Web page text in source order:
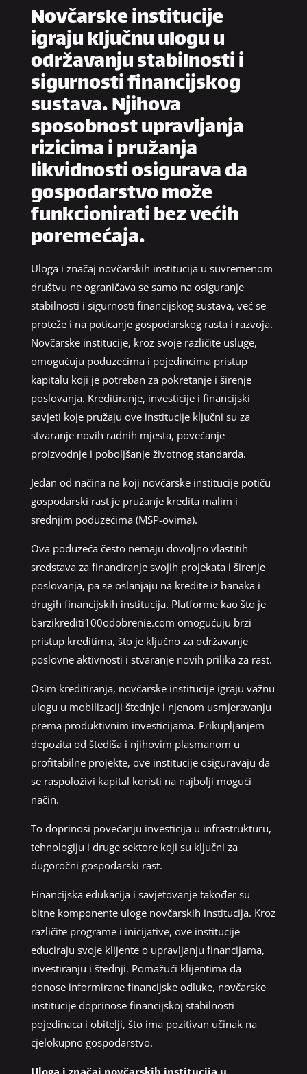
Novčarske institucije
igraju ključnu ulogu u
održavanju stabilnosti i
sigurnosti financijskog
sustava. Njihova
sposobnost upravljanja
rizicima i pružanja
likvidnosti osigurava da
gospodarstvo može
funkcionirati bez većih
poremećaja.
Uloga i značaj novčarskih institucija u suvremenom
društvu ne ograničava se samo na osiguranje
stabilnosti i sigurnosti financijskog sustava, već se
proteže i na poticanje gospodarskog rasta i razvoja.
Novčarske institucije, kroz svoje različite usluge,
omogućuju poduzećima i pojedincima pristup
kapitalu koji je potreban za pokretanje i širenje
poslovanja. Kreditiranje, investicije i financijski
savjeti koje pružaju ove institucije ključni su za
stvaranje novih radnih mjesta, povećanje
proizvodnje i poboljšanje životnog standarda.
Jedan od načina na koji novčarske institucije potiču
gospodarski rast je pružanje kredita malim i
srednjim poduzećima (MSP-ovima).
Ova poduzeća često nemaju dovoljno vlastitih
sredstava za financiranje svojih projekata i širenje
poslovanja, pa se oslanjaju na kredite iz banaka i
drugih financijskih institucija. Platforme kao što je
barzikrediti100odobrenie.com omogućuju brzi
pristup kreditima, što je ključno za održavanje
poslovne aktivnosti i stvaranje novih prilika za rast.
Osim kreditiranja, novčarske institucije igraju važnu
ulogu u mobilizaciji štednje i njenom usmjeravanju
prema produktivnim investicijama. Prikupljanjem
depozita od štediša i njihovim plasmanom u
profitabilne projekte, ove institucije osiguravaju da
se raspoloživi kapital koristi na najbolji mogući
način.
To doprinosi povećanju investicija u infrastrukturu,
tehnologiju i druge sektore koji su ključni za
dugoročni gospodarski rast.
Financijska edukacija i savjetovanje također su
bitne komponente uloge novčarskih institucija. Kroz
različite programe i inicijative, ove institucije
educiraju svoje klijente o upravljanju financijama,
investiranju i štednji. Pomažući klijentima da
donose informirane financijske odluke, novčarske
institucije doprinose financijskoj stabilnosti
pojedinaca i obitelji, što ima pozitivan učinak na
cjelokupno gospodarstvo.
Uloga i značaj novčarskih institucija u